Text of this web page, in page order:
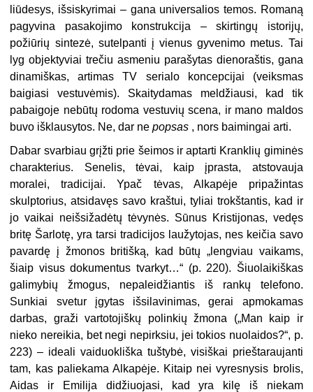
liūdesys, išsiskyrimai – gana universalios temos. Romaną
pagyvina pasakojimo konstrukcija – skirtingų istorijų,
požiūrių sintezė, sutelpanti į vienus gyvenimo metus. Tai
lyg objektyviai trečiu asmeniu parašytas dienoraštis, gana
dinamiškas, artimas TV serialo koncepcijai (veiksmas
baigiasi vestuvėmis). Skaitydamas meldžiausi, kad tik
pabaigoje nebūtų rodoma vestuvių scena, ir mano maldos
buvo išklausytos. Ne, dar nepopsas , nors baimingai arti.
Dabar svarbiau grįžti prie šeimos ir aptarti Kranklių giminės
charakterius. Senelis, tėvai, kaip įprasta, atstovauja
moralei, tradicijai. Ypač tėvas, Alkapėje pripažintas
skulptorius, atsidavęs savo kraštui, tyliai trokštantis, kad ir
jo vaikai neišsižadėtų tėvynės. Sūnus Kristijonas, vedęs
britę Šarlotę, yra tarsi tradicijos laužytojas, nes keičia savo
pavardę į žmonos britišką, kad būtų „lengviau vaikams,
šiaip visus dokumentus tvarkyt…“ (p. 220). Šiuolaikiškas
galimybių žmogus, nepaleidžiantis iš rankų telefono.
Sunkiai svetur įgytas išsilavinimas, gerai apmokamas
darbas, graži vartotojiškų polinkių žmona („Man kaip ir
nieko nereikia, bet negi nepirksiu, jei tokios nuolaidos?“, p.
223) – ideali vaiduokliška tuštybė, visiškai prieštaraujanti
tam, kas paliekama Alkapėje. Kitaip nei vyresnysis brolis,
Aidas ir Emilija didžiuojasi, kad yra kilę iš niekam